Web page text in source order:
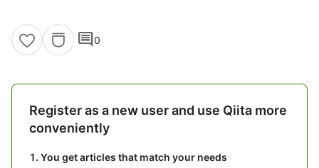
comment0
Register as a new user and use Qiita more
conveniently
You get articles that match your needs